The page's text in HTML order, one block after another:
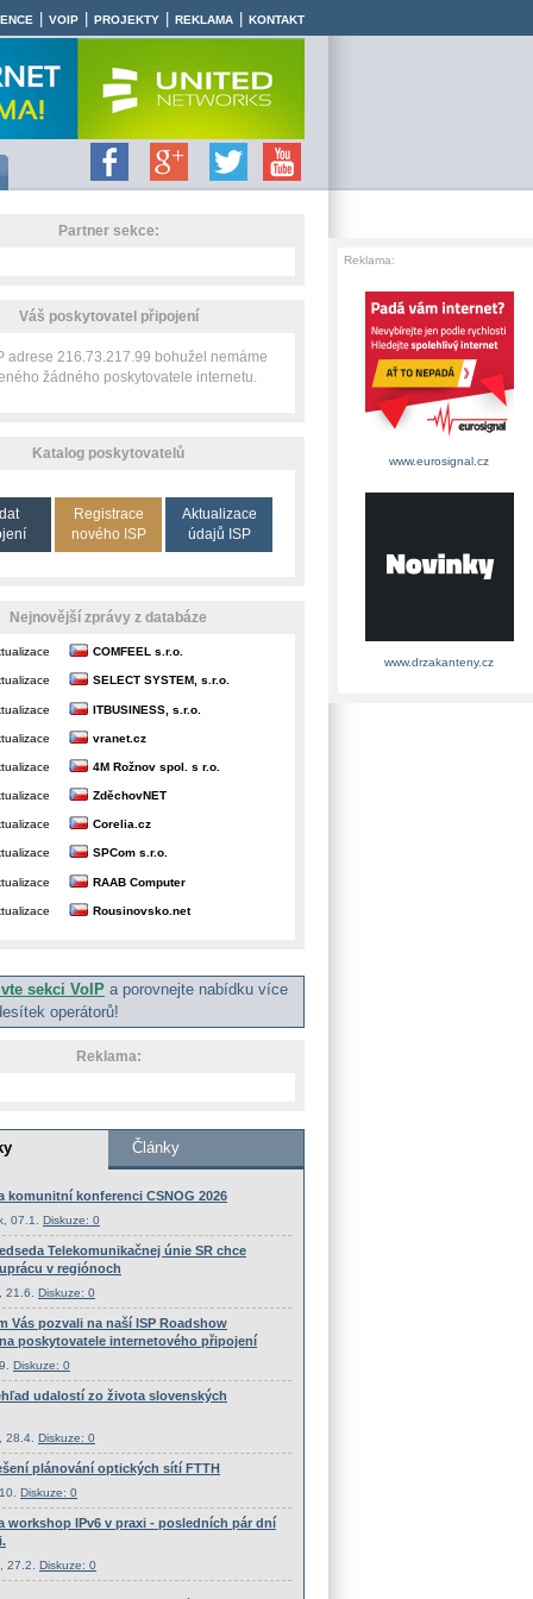
VOIP PROJEKTY REKLAMA KONTAKT
Partner sekce:
Váš poskytovatel připojení
adrese 216.73.217.99 bohužel nemáme
žádného poskytovatele internetu.
Katalog poskytovatelů
Registrace
nového ISP
Aktualizace
údajů ISP
Nejnovější zprávy z databáze
COMFEEL s.r.o.
SELECT SYSTEM, s.r.o.
ITBUSINESS, s.r.o.
vranet.cz
4M Rožnov spol. s r.o.
ZděchovNET
Corelia.cz
SPCom s.r.o.
RAAB Computer
Rousinovsko.net
sekci VoIP a porovnejte nabídku více
operátorů!
Reklama:
Reklama:
www.eurosignal.cz
www.drzakanteny.cz